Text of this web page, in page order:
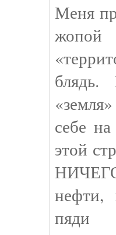
Меня
блядь.
себе
этой
нефти,
пяди